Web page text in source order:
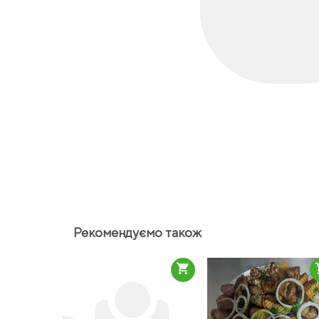
Рекомендуємо також
shopping_cart